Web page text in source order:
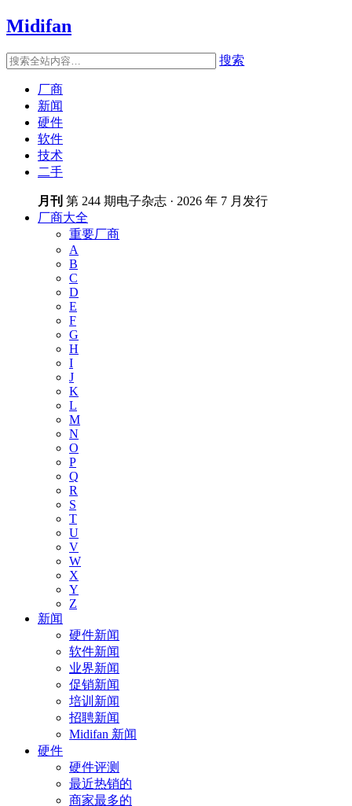
Midifan
搜索
厂商
新闻
硬件
软件
技术
二手
月刊 第 244 期电子杂志 · 2026 年 7 月发行
厂商大全
重要厂商
A
B
C
D
E
F
G
H
I
J
K
L
M
N
O
P
Q
R
S
T
U
V
W
X
Y
Z
新闻
硬件新闻
软件新闻
业界新闻
促销新闻
培训新闻
招聘新闻
Midifan 新闻
硬件
硬件评测
最近热销的
商家最多的